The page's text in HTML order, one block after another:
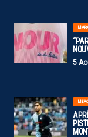
5
ÇA
À CE
TER